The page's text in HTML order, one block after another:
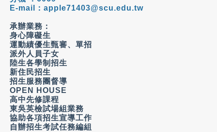
E-mail
： apple71403@scu.edu.tw
承辦業務：
身心障礙生
運動績優生甄審、單招
派外人員子女
陸生各學制招生
新住民招生
招生服務團督導
OPEN HOUSE
高中先修課程
東吳英檢試場組業務
協助各項招生宣導工作
自辦招生考試任務編組